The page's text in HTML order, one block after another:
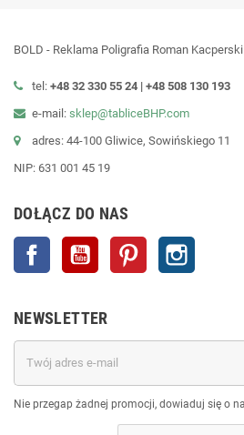
BOLD - Reklama Poligrafia Roman Kacperski
tel: +48 32 330 55 24 | +48 508 130 193
e-mail: sklep@tabliceBHP.com
adres: 44-100 Gliwice, Sowińskiego 11
NIP: 631 001 45 19
DOŁĄCZ DO NAS
Facebook YouTube Pinterest
NEWSLETTER
Nie przegap żadnej promocji, dowiaduj się o